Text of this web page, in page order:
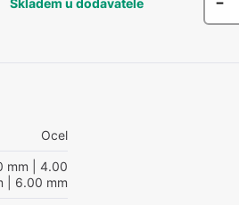
Skladem u dodavatele
Ocel
mm | 4.00
| 6.00 mm